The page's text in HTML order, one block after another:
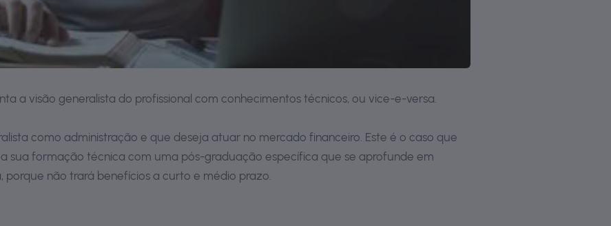
a visão generalista do profissional com conhecimentos técnicos, ou vice-e-versa.
como administração e que deseja atuar no mercado financeiro. Este é o caso que
sua formação técnica com uma pós-graduação específica que se aprofunde em
não trará benefícios a curto e médio prazo.